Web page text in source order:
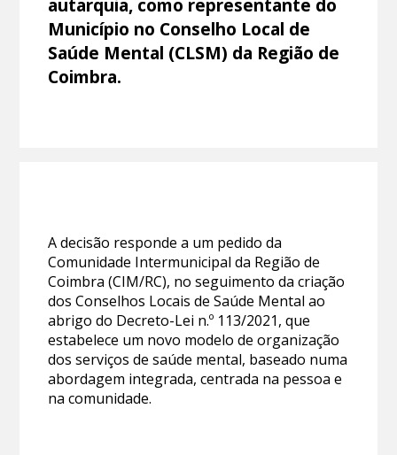
autarquia, como representante do
Município no Conselho Local de
Saúde Mental (CLSM) da Região de
Coimbra.
A decisão responde a um pedido da
Comunidade Intermunicipal da Região de
Coimbra (CIM/RC), no seguimento da criação
dos Conselhos Locais de Saúde Mental ao
abrigo do Decreto-Lei n.º 113/2021, que
estabelece um novo modelo de organização
dos serviços de saúde mental, baseado numa
abordagem integrada, centrada na pessoa e
na comunidade.